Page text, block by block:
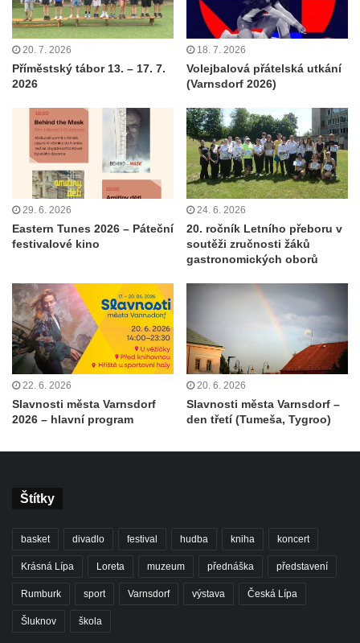
20. 7. 2026
Příměstský tábor 13. – 17. 7.
2026
18. 7. 2026
Volejbalová přátelská utkání
(Varnsdorf 2026)
29. 6. 2026
Eastern Tunes 2026 – Páteční
festivalové kino
24. 6. 2026
20. ročník Letního přeboru v
soutěži zručnosti žáků
gastronomických oborů
22. 6. 2026
Slavnosti města Varnsdorf
2026 – hlavní program
20. 6. 2026
Slavnosti města Varnsdorf –
den třetí (Tumeša, Tygroo)
Štítky
basket divadlo festival hudba kniha koncert
Krásná Lípa Loreta muzeum přednáška představení
Rumburk sport Varnsdorf výstava Česká Lípa
Šluknov škola